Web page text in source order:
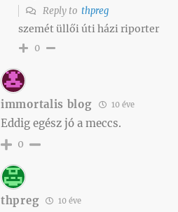
Reply to thpreg
szemét üllői úti házi riporter
0
immortalis blog 10 éve
Eddig egész jó a meccs.
0
thpreg 10 éve